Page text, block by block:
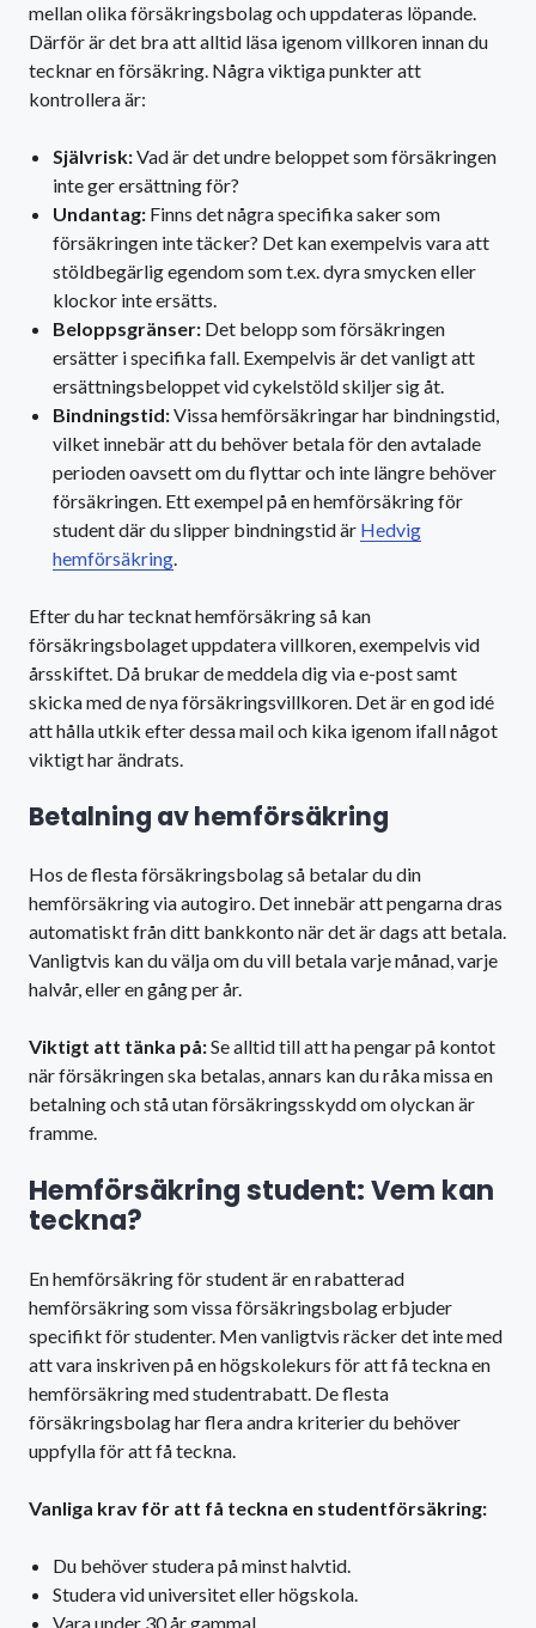
mellan olika försäkringsbolag och uppdateras löpande.
Därför är det bra att alltid läsa igenom villkoren innan du
tecknar en försäkring. Några viktiga punkter att
kontrollera är:
Självrisk:Vad är det undre beloppet som försäkringen
inte ger ersättning för?
Undantag: Finns det några specifika saker som
försäkringen inte täcker? Det kan exempelvis vara att
stöldbegärlig egendom som t.ex. dyra smycken eller
klockor inte ersätts.
Beloppsgränser: Det belopp som försäkringen
ersätter i specifika fall. Exempelvis är det vanligt att
ersättningsbeloppet vid cykelstöld skiljer sig åt.
Bindningstid:Vissa hemförsäkringar har bindningstid,
vilket innebär att du behöver betala för den avtalade
perioden oavsett om du flyttar och inte längre behöver
försäkringen. Ett exempel på en hemförsäkring för
student där du slipper bindningstid är Hedvig
hemförsäkring
Efter du har tecknat hemförsäkring så kan
försäkringsbolaget uppdatera villkoren, exempelvis vid
årsskiftet. Då brukar de meddela dig via e-post samt
skicka med de nya försäkringsvillkoren. Det är en god idé
att hålla utkik efter dessa mail och kika igenom ifall något
viktigt har ändrats.
Betalning av hemförsäkring
Hos de flesta försäkringsbolag så betalar du din
hemförsäkring via autogiro. Det innebär att pengarna dras
automatiskt från ditt bankkonto när det är dags att betala.
Vanligtvis kan du välja om du vill betala varje månad, varje
halvår, eller en gång per år.
Viktigt att tänka på:Se alltid till att ha pengar på kontot
när försäkringen ska betalas, annars kan du råka missa en
betalning och stå utan försäkringsskydd om olyckan är
framme.
Hemförsäkring student: Vem kan
teckna?
En hemförsäkring för student är en rabatterad
hemförsäkring som vissa försäkringsbolag erbjuder
specifikt för studenter. Men vanligtvis räcker det inte med
att vara inskriven på en högskolekurs för att få teckna en
hemförsäkring med studentrabatt. De flesta
försäkringsbolag har flera andra kriterier du behöver
uppfylla för att få teckna.
Vanliga krav för att få teckna en studentförsäkring:
Du behöver studera på minst halvtid.
Studera vid universitet eller högskola.
Vara under 30 år gammal.